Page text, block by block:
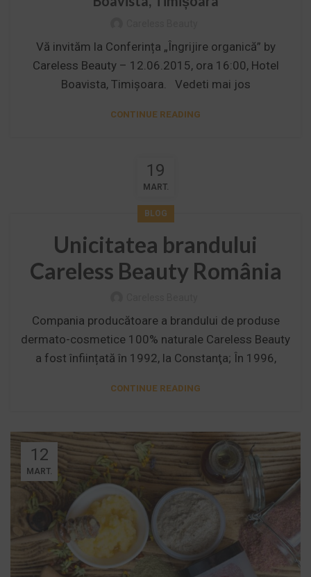
Vă invităm la Conferința „Îngrijire organică” by
Careless Beauty – 12.06.2015, ora 16:00, Hotel
Boavista, Timișoara. Vedeti mai jos
CONTINUE READING
19
MART.
BLOG
Unicitatea brandului
Careless Beauty România
Compania producătoare a brandului de produse
dermato-cosmetice 100% naturale Careless Beauty
a fost înființată în 1992, la Constanţa; În 1996,
CONTINUE READING
12
MART.